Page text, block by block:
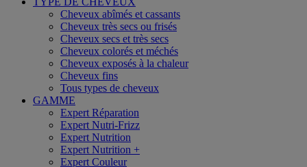
Cheveux abîmés et cassants
Cheveux très secs ou frisés
Cheveux secs et très secs
Cheveux colorés et méchés
Cheveux exposés à la chaleur
Cheveux fins
Tous types de cheveux
GAMME
Expert Réparation
Expert Nutri-Frizz
Expert Nutrition
Expert Nutrition +
Expert Couleur